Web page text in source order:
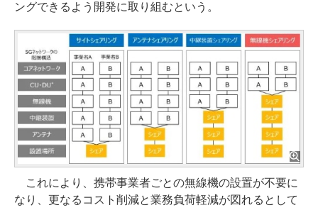
ングできるよう開発に取り組むという。
これにより、携帯事業者ごとの無線機の設置が不要に
なり、更なるコスト削減と業務負荷軽減が図れるとして